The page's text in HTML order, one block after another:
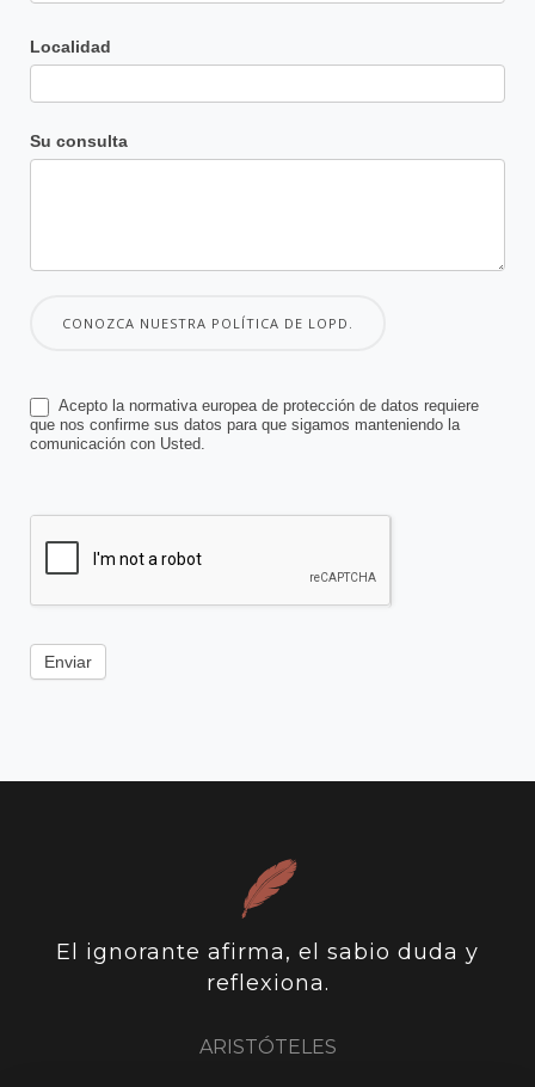
Localidad
Su consulta
CONOZCA NUESTRA POLÍTICA DE LOPD.
Acepto la normativa europea de protección de datos requiere
que nos confirme sus datos para que sigamos manteniendo la
comunicación con Usted.
Enviar
El ignorante afirma, el sabio duda y
reflexiona.
ARISTÓTELES